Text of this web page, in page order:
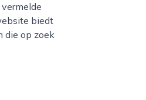
biedt
die op zoek